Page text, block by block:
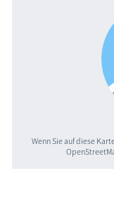
Wenn Sie auf diese